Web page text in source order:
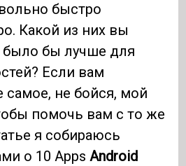
быстро
Какой из них вы
было бы лучше для
Если вам
самое, не бойся, мой
помочь вам с то же
я собираюсь
о 10 AppsAndroid